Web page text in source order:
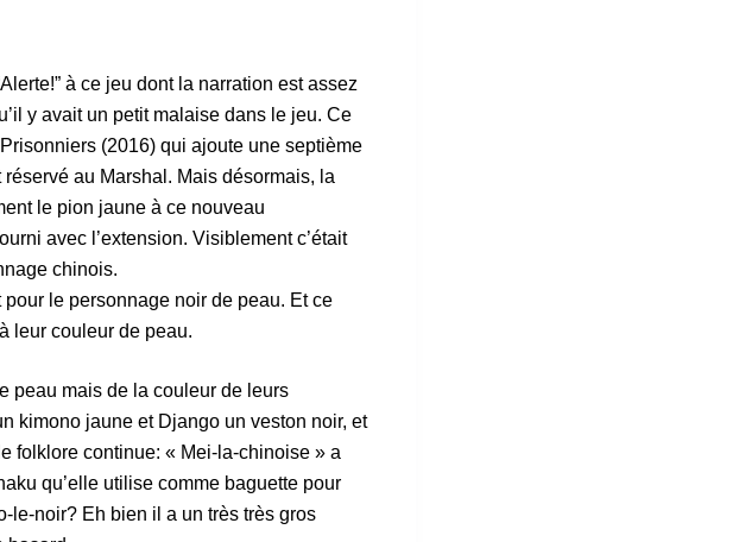
à ce jeu dont la narration est assez
y avait un petit malaise dans le jeu. Ce
(2016) qui ajoute une septième
au Marshal. Mais désormais, la
le pion jaune à ce nouveau
avec l’extension. Visiblement c’était
chinois.
le personnage noir de peau. Et ce
leur couleur de peau.
peau mais de la couleur de leurs
kimono jaune et Django un veston noir, et
folklore continue: « Mei-la-chinoise » a
qu’elle utilise comme baguette pour
le-noir? Eh bien il a un très très gros